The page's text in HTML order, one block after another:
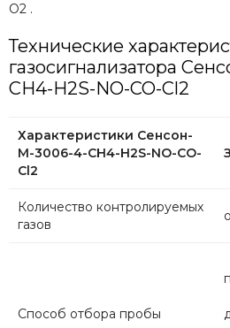
О2 .
Технические
газосигнализатора
CH4-H2S-NO-CO-Cl2
Характеристики Сенсон-
М-3006-4-CH4-H2S-NO-CO-
Cl2
Количество контролируемых
газов
Способ отбора пробы